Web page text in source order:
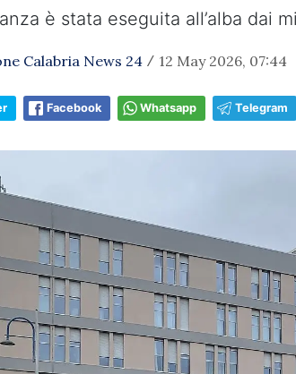
è stata eseguita all’alba
Calabria News 24 / 12 May 2026, 07:44
Facebook Whatsapp Telegram